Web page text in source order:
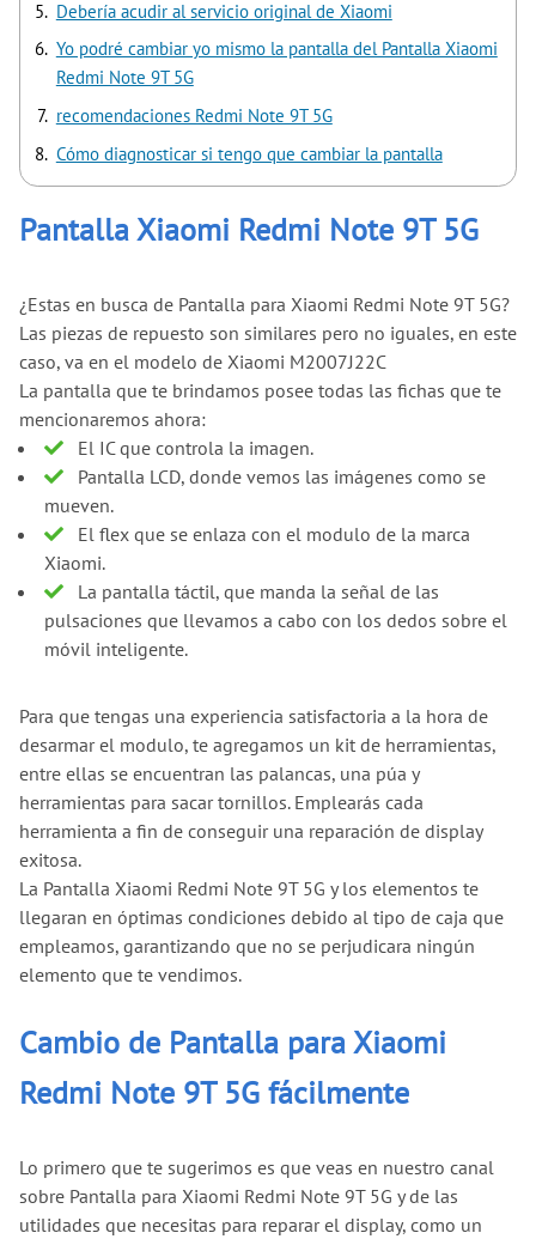
Debería acudir al servicio original de Xiaomi
Yo podré cambiar yo mismo la pantalla del Pantalla Xiaomi
Redmi Note 9T 5G
recomendaciones Redmi Note 9T 5G
Cómo diagnosticar si tengo que cambiar la pantalla
Pantalla Xiaomi Redmi Note 9T 5G
¿Estas en busca de Pantalla para Xiaomi Redmi Note 9T 5G?
Las piezas de repuesto son similares pero no iguales, en este
caso, va en el modelo de Xiaomi M2007J22C
La pantalla que te brindamos posee todas las fichas que te
mencionaremos ahora:
El IC que controla la imagen.
Pantalla LCD, donde vemos las imágenes como se
mueven.
El flex que se enlaza con el modulo de la marca
Xiaomi.
La pantalla táctil, que manda la señal de las
pulsaciones que llevamos a cabo con los dedos sobre el
móvil inteligente.
Para que tengas una experiencia satisfactoria a la hora de
desarmar el modulo, te agregamos un kit de herramientas,
entre ellas se encuentran las palancas, una púa y
herramientas para sacar tornillos. Emplearás cada
herramienta a fin de conseguir una reparación de display
exitosa.
La Pantalla Xiaomi Redmi Note 9T 5G y los elementos te
llegaran en óptimas condiciones debido al tipo de caja que
empleamos, garantizando que no se perjudicara ningún
elemento que te vendimos.
Cambio de Pantalla para Xiaomi
Redmi Note 9T 5G fácilmente
Lo primero que te sugerimos es que veas en nuestro canal
sobre Pantalla para Xiaomi Redmi Note 9T 5G y de las
utilidades que necesitas para reparar el display, como un